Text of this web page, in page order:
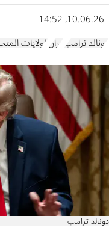
10.06.26, 14:52
دونالد ترامب إيرانالولايات
دونالد ترامب